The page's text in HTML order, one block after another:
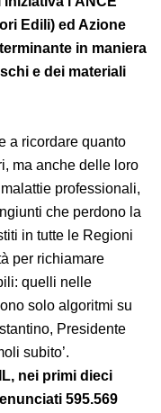
l’ANCE
Edili) ed Azione
in maniera
e dei materiali
a ricordare
lavoratori, ma
per incidenti e
si tratta addirittura
il lavoro, e questi
rappresentano
su quei
nei campi, nei
dichiara
Fondazione